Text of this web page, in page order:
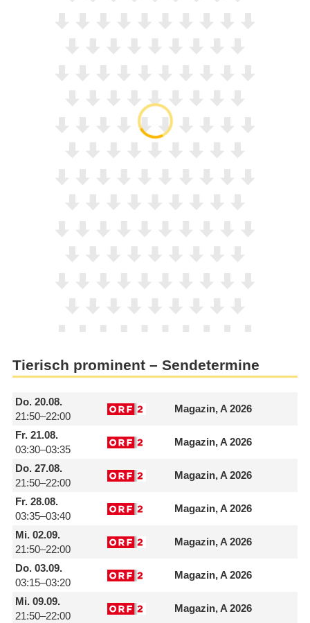
Tierisch prominent – Sendetermine
Do.20.08.
21:50–22:00
Magazin, A 2026
Fr.21.08.
03:30–03:35
Magazin, A 2026
Do.27.08.
21:50–22:00
Magazin, A 2026
Fr.28.08.
03:35–03:40
Magazin, A 2026
Mi.02.09.
21:50–22:00
Magazin, A 2026
Do.03.09.
03:15–03:20
Magazin, A 2026
Mi.09.09.
21:50–22:00
Magazin, A 2026